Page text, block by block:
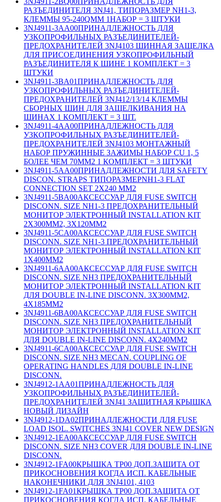
РАЗЪЕДИНИТЕЛЯ 3NJ41, ТИПОРАЗМЕР NH1-3,
КЛЕММЫ 95-240QMM 1НАБОР = 3 ШТУКИ
3NJ4911-3AA00ПРИНАДЛЕЖНОСТЬ ДЛЯ
УЗКОПРОФИЛЬНЫХ РАЗЪЕДИНИТЕЛЕЙ-
ПРЕДОХРАНИТЕЛЕЙ 3NJ4103 ШИННАЯ ЗАЩЕЛКА
ДЛЯ ПРИСОЕДИНЕНИЯ УЗКОПРОФИЛЬНЫЙ
РАЗЪЕДИНИТЕЛЯ К ШИНЕ 1 КОМПЛЕКТ = 3
ШТУКИ
3NJ4911-3BA01ПРИНАДЛЕЖНОСТЬ ДЛЯ
УЗКОПРОФИЛЬНЫХ РАЗЪЕДИНИТЕЛЕЙ-
ПРЕДОХРАНИТЕЛЕЙ 3NJ412/13/14 КЛЕММЫ
СБОРНЫХ ШИН ДЛЯ ЗАЩЕЛКИВАНИЯ НА
ШИНАХ 1 КОМПЛЕКТ = 3 ШТ.
3NJ4911-4AA00ПРИНАДЛЕЖНОСТЬ ДЛЯ
УЗКОПРОФИЛЬНЫХ РАЗЪЕДИНИТЕЛЕЙ-
ПРЕДОХРАНИТЕЛЕЙ 3NJ4103 МОНТАЖНЫЙ
НАБОР ПРУЖИННЫЕ ЗАЖИМЫ НАБОР CU 1, 5
БОЛЕЕ ЧЕМ 70MM2 1 КОМПЛЕКТ = 3 ШТУКИ
3NJ4911-5AA00ПРИНАДЛЕЖНОСТИ ДЛЯ SAFETY
DISCON. STRAPS ТИПОРАЗМЕРNH1-3 FLAT
CONNECTION SET 2X240 ММ2
3NJ4911-5BA00АКСЕССУАР ДЛЯ FUSE SWITCH
DISCONN. SIZE NH1-3 ПРЕДОХРАНИТЕЛЬНЫЙ
МОНИТОР ЭЛЕКТРОННЫЙ INSTALLATION KIT
2X300MM2, 3X120MM2
3NJ4911-5CA00АКСЕССУАР ДЛЯ FUSE SWITCH
DISCONN. SIZE NH1-3 ПРЕДОХРАНИТЕЛЬНЫЙ
МОНИТОР ЭЛЕКТРОННЫЙ INSTALLATION KIT
1X400MM2
3NJ4911-6AA00АКСЕССУАР ДЛЯ FUSE SWITCH
DISCONN. SIZE NH3 ПРЕДОХРАНИТЕЛЬНЫЙ
МОНИТОР ЭЛЕКТРОННЫЙ INSTALLATION KIT
ДЛЯ DOUBLE IN-LINE DISCONN. 3X300MM2,
4X185MM2
3NJ4911-6BA00АКСЕССУАР ДЛЯ FUSE SWITCH
DISCONN. SIZE NH3 ПРЕДОХРАНИТЕЛЬНЫЙ
МОНИТОР ЭЛЕКТРОННЫЙ INSTALLATION KIT
ДЛЯ DOUBLE IN-LINE DISCONN. 4X240MM2
3NJ4911-6CA00АКСЕССУАР ДЛЯ FUSE SWITCH
DISCONN. SIZE NH3 MECAN. COUPLING OF
OPERATING HANDLES ДЛЯ DOUBLE IN-LINE
DISCONN.
3NJ4912-1AA01ПРИНАДЛЕЖНОСТЬ ДЛЯ
УЗКОПРОФИЛЬНЫХ РАЗЪЕДИНИТЕЛЕЙ-
ПРЕДОХРАНИТЕЛЕЙ 3NJ41 ЗАЩИТНАЯ КРЫШКА
НОВЫЙ ДИЗАЙН
3NJ4912-1DA02ПРИНАДЛЕЖНОСТИ ДЛЯ FUSE
LOAD ISOL. SWITCHES 3NJ41 COVER NEW DESIGN
3NJ4912-1EA00АКСЕССУАР ДЛЯ FUSE SWITCH
DISCONN. SIZE NH3 COVER ДЛЯ DOUBLE IN-LINE
DISCONN.
3NJ4912-1FA00КРЫШКА ТР00 ДОП.ЗАЩИТА ОТ
ПРИКОСНОВЕНИЯ КОГДА ИСП. КАБЕЛЬНЫЕ
НАКОНЕЧНИКИ ДЛЯ 3NJ4101, 4103
3NJ4912-1FA01КРЫШКА ТР00 ДОП.ЗАЩИТА ОТ
ПРИКОСНОВЕНИЯ КОГДА ИСП. КАБЕЛЬНЫЕ